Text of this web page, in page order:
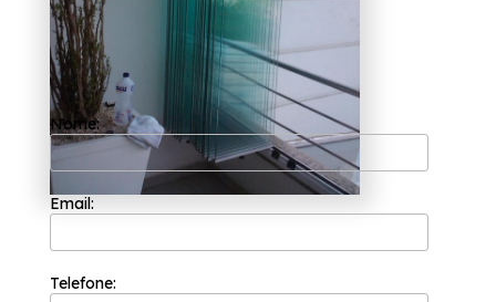
Nome:
Email:
Telefone: